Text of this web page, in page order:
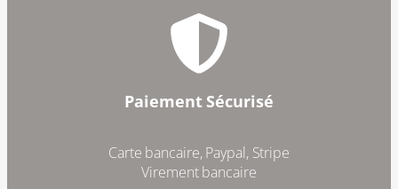
Paiement Sécurisé
Carte bancaire, Paypal, Stripe
Virement bancaire